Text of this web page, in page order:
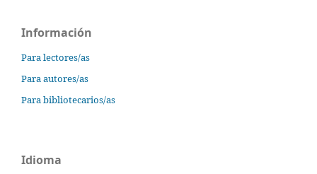
Información
Para lectores/as
Para autores/as
Para bibliotecarios/as
Idioma